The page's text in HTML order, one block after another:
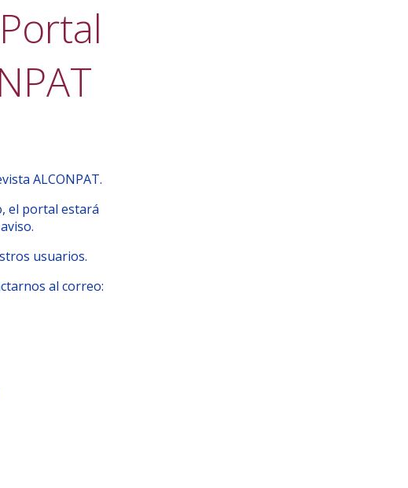
ALCONPAT.
el portal estará
usuarios.
al correo: